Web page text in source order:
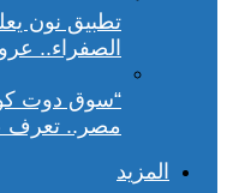
تطبيق نون
الصفراء..
“سوق دوت
مصر.. تعرف
المزيد